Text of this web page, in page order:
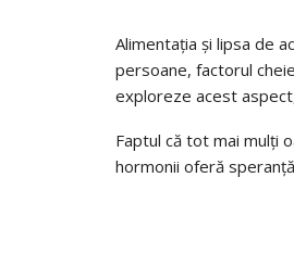
Alimentația și lipsa de
persoane, factorul
exploreze acest
Faptul că tot mai mulți
hormonii oferă